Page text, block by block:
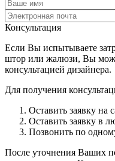
Консультация
Если Вы испытываете
штор или жалюзи, Вы
консультацией дизайнера.
Для получения
Оставить заявку на
Оставить заявку в
Позвонить по
После уточнения Ваших